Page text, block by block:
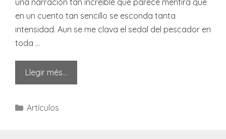
una narración tan increíble que parece mentira que
en un cuento tan sencillo se esconda tanta
intensidad. Aun se me clava el sedal del pescador en
toda …
Llegir més…
Categories
Artículos